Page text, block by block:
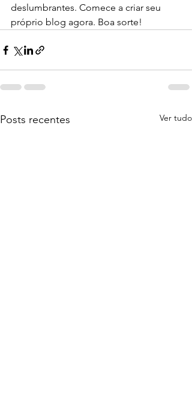
deslumbrantes. Comece a criar seu
próprio blog agora. Boa sorte!
Posts recentes Ver tudo